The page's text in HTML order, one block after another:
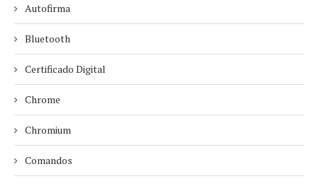
Autofirma
Bluetooth
Certificado Digital
Chrome
Chromium
Comandos